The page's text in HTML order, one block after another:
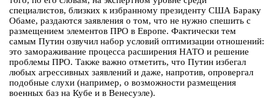
специалистов, близких к избранному президенту США Бараку
Обаме, раздаются заявления о том, что не нужно спешить с
размещением элементов ПРО в Европе. Фактически тем
самым Путин озвучил набор условий оптимизации отношений:
это замораживание процесса расширения НАТО и решение
проблемы ПРО. Также важно отметить, что Путин избегал
любых агрессивных заявлений и даже, напротив, опровергал
подобные слухи (например, о возможности размещения
военных баз на Кубе и в Венесуэле).